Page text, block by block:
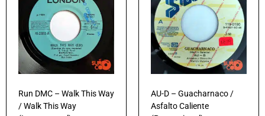
Run DMC – Walk This Way
/ Walk This Way
AU-D – Guacharnaco /
Asfalto Caliente